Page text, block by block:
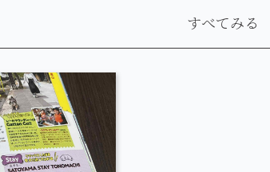
すべてみる